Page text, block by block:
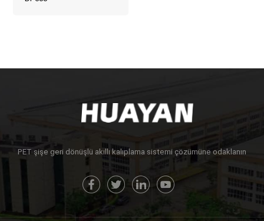
PET şişe geri dönüşlü akıllı kalıplama sistemi çözümüne odaklanın